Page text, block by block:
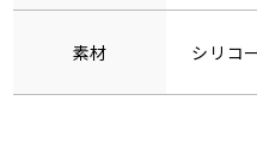
素材 シリコ